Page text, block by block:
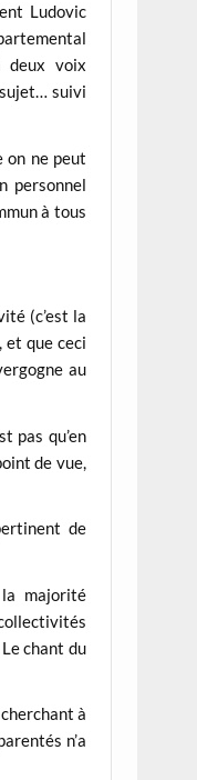
Ludovic
deux voix
sujet… suivi
on ne peut
personnel
à tous
(c’est la
et que ceci
au
pas qu’en
de vue,
de
majorité
chant du
à
n’a